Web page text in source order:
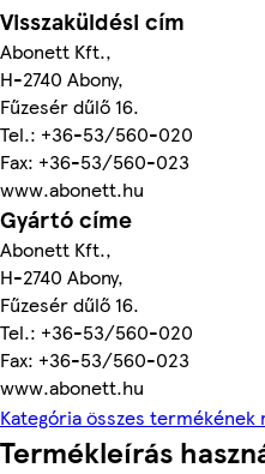
Visszaküldési cím
Abonett Kft.,
H-2740 Abony,
Fűzesér dűlő 16.
Tel.: +36-53/560-020
Fax: +36-53/560-023
www.abonett.hu
Gyártó címe
Abonett Kft.,
H-2740 Abony,
Fűzesér dűlő 16.
Tel.: +36-53/560-020
Fax: +36-53/560-023
www.abonett.hu
Kategória összes
Termékleírás